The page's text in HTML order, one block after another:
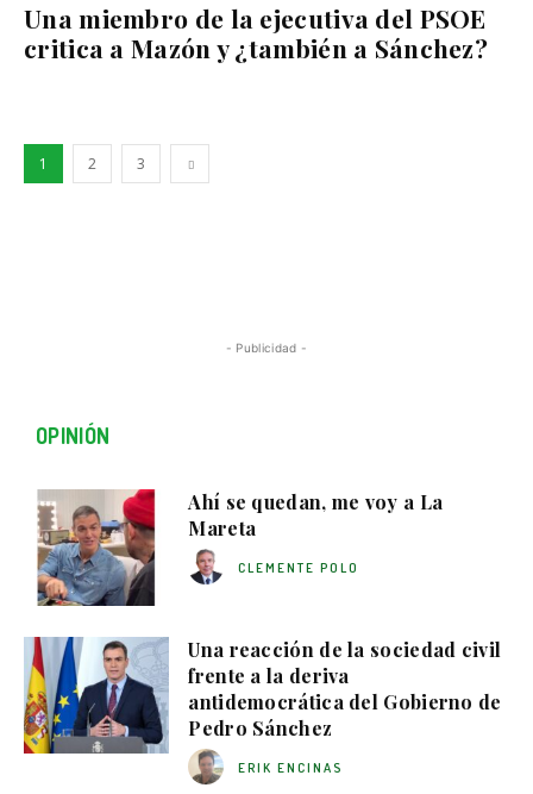
Una miembro de la ejecutiva del PSOE
critica a Mazón y ¿también a Sánchez?
1 2 3
- Publicidad -
OPINIÓN
Ahí se quedan, me voy a La
Mareta
CLEMENTE POLO
Una reacción de la sociedad civil
frente a la deriva
antidemocrática del Gobierno de
Pedro Sánchez
ERIK ENCINAS